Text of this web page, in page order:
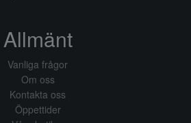
Allmänt
Vanliga frågor
Om oss
Kontakta oss
Öppettider